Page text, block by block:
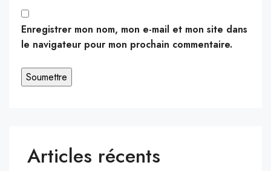
Enregistrer mon nom, mon e-mail et mon site dans
le navigateur pour mon prochain commentaire.
Articles récents